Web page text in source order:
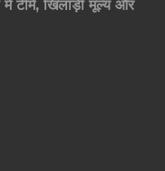
टीमें, खिलाड़ी मूल्य और